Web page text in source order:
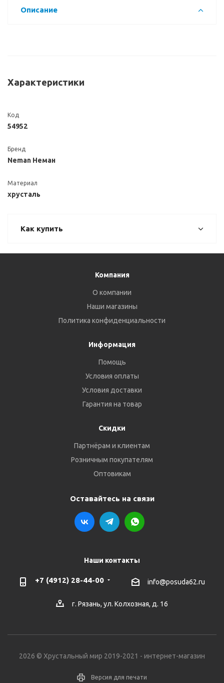
Описание
Характеристики
Код
54952
Бренд
Neman Неман
Материал
хрусталь
Как купить
Компания
О компании
Наши магазины
Политика конфиденциальности
Информация
Помощь
Условия оплаты
Условия доставки
Гарантия на товар
Скидки
Партнёрам и клиентам
Розничным покупателям
Оптовикам
Оставайтесь на связи
Наши контакты
+7 (4912) 28-44-00 info@posuda62.ru
г. Рязань, ул. Колхозная, д. 16
2026 © Хрустальный мир 2019-2021 - интернет-магазин
Версия для печати